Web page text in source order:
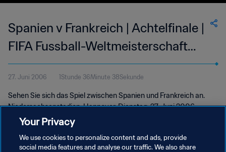
Spanien v Frankreich | Achtelfinale |
FIFA Fussball-Weltmeisterschaft
Deutschland 2006™ | Spiel in voller
Länge
27. Juni 2006 1Stunde 36Minute 38Sekunde
Sehen Sie sich das Spiel zwischen Spanien und Frankreich an.
Niedersachsenstadion, Hannover, Dienstag, 27. Juni 2006.
Your Privacy
We use cookies to personalize content and ads, provide
social media features and analyse our traffic. We also share